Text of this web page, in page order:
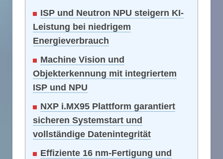
ISP und Neutron NPU steigern KI-
Leistung bei niedrigem
Energieverbrauch
Machine Vision und
Objekterkennung mit integriertem
ISP und NPU
NXP i.MX95 Plattform garantiert
sicheren Systemstart und
vollständige Datenintegrität
Effiziente 16 nm-Fertigung und